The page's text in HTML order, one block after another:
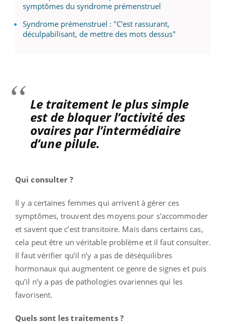
symptômes du syndrome prémenstruel
Syndrome prémenstruel : "C'est rassurant,
déculpabilisant, de mettre des mots dessus"
Le traitement le plus simple
est de bloquer l’activité des
ovaires par l’intermédiaire
d’une pilule.
Qui consulter ?
Il y a certaines femmes qui arrivent à gérer ces
symptômes, trouvent des moyens pour s'accommoder
et savent que c’est transitoire. Mais dans certains cas,
cela peut être un véritable problème et il faut consulter.
Il faut vérifier qu’il n’y a pas de déséquilibres
hormonaux qui augmentent ce genre de signes et puis
qu’il n’y a pas de pathologies ovariennes qui les
favorisent.
Quels sont les traitements ?